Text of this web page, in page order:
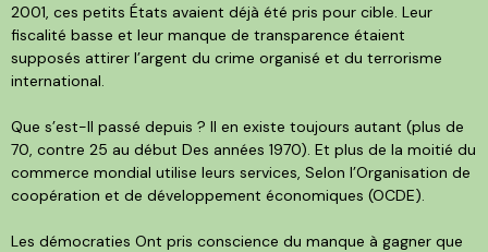
2001, ces petits États avaient déjà été pris pour cible. Leur
fiscalité basse et leur manque de transparence étaient
supposés attirer l’argent du crime organisé et du terrorisme
international.
Que s’est-Il passé depuis ? Il en existe toujours autant (plus de
70, contre 25 au début Des années 1970). Et plus de la moitié du
commerce mondial utilise leurs services, Selon l’Organisation de
coopération et de développement économiques (OCDE).
Les démocraties Ont pris conscience du manque à gagner que